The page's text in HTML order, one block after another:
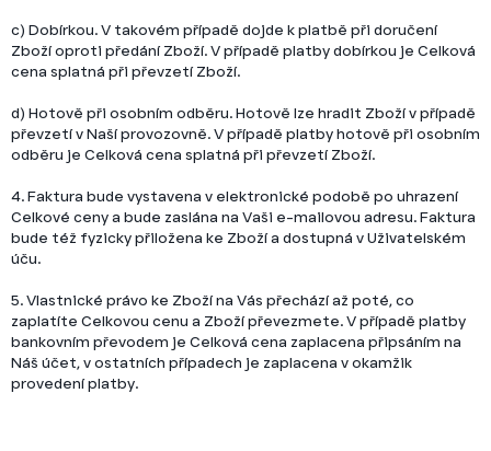
c) Dobírkou.V takovém případě dojde k platbě při doručení
Zboží oproti předání Zboží. V případě platby dobírkou je Celková
cena splatná při převzetí Zboží.
d) Hotově při osobním odběru. Hotově lze hradit Zboží v případě
převzetí v Naší provozovně. V případě platby hotově při osobním
odběru je Celková cena splatná při převzetí Zboží.
4. Faktura bude vystavena v elektronické podobě po uhrazení
Celkové ceny a bude zaslána na Vaši e-mailovou adresu. Faktura
bude též fyzicky přiložena ke Zboží a dostupná v Uživatelském
úču.
5. Vlastnické právo ke Zboží na Vás přechází až poté, co
zaplatíte Celkovou cenu a Zboží převezmete. V případě platby
bankovním převodem je Celková cena zaplacena připsáním na
Náš účet, v ostatních případech je zaplacena v okamžik
provedení platby.